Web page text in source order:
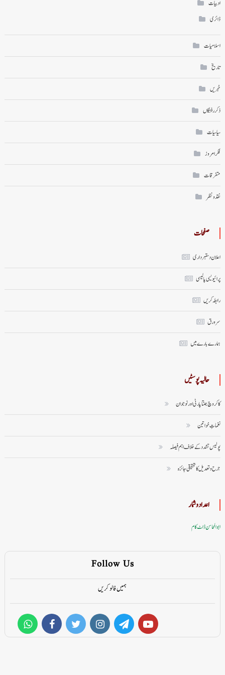
ادبیات
ڈائری
اسلامیات
تاریخ
خبریں
ذکر رفتگاں
سیاسیات
فکر امروز
متفرقات
نقد ونظر
صفحات
اعلان دستبرداری
پرائیویسی پالیسی
رابطہ کریں
سر ورق
ہمارے بارے میں
حالیہ پوسٹیں
کاکروچ جنتا پارٹی اور نوجوان
نغماتِ خواتین
پولیس تشدد کے خلاف اہم فیصلہ
جرح و تعدیل کا تحقیقی جائزہ
اعداد وشمار
ابوالمحاسن ڈاٹ کام
Follow Us
ہمیں فالو کریں